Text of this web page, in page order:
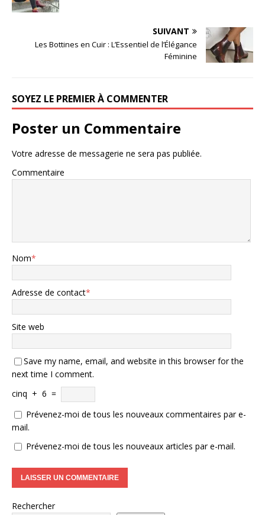
SUIVANT
Les Bottines en Cuir : L’Essentiel de l’Élégance
Féminine
SOYEZ LE PREMIER À COMMENTER
Poster un Commentaire
Votre adresse de messagerie ne sera pas publiée.
Commentaire
Nom*
Adresse de contact*
Site web
Save my name, email, and website in this browser for the
next time I comment.
cinq + 6 =
Prévenez-moi de tous les nouveaux commentaires par e-
mail.
Prévenez-moi de tous les nouveaux articles par e-mail.
Rechercher